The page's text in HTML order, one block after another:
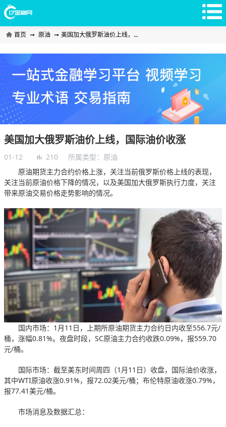
首页 ➞ 原油 ➞ 美国加大俄罗斯油价上线，...
美国加大俄罗斯油价上线，国际油价收涨
01-12 210 所属类型： 原油
原油期货主力合约价格上涨，关注当前俄罗斯价格上线的表现，
关注当前原油价格下降的情况，以及美国加大俄罗斯执行力度，关注
带来原油交易价格走势影响的情况。
国内市场：1月11日，上期所原油期货主力合约日内收至556.7元/
桶，涨幅0.81%。夜盘时段，SC原油主力合约收跌0.09%，报559.70
元/桶。
国际市场：截至美东时间周四（1月11日）收盘，国际油价收涨，
其中WTI原油收涨0.91%，报72.02美元/桶；布伦特原油收涨0.79%，
报77.41美元/桶。
市场消息及数据汇总：